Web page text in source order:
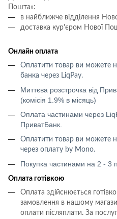
Пошта»:
в найближче відділення
доставка кур'єром Нової
Онлайн оплата
Оплатити товар ви можете
банка через LiqPay.
Миттєва розстрочка від
(комісія 1.9% в місяць)
Оплата частинами через
ПриватБанк.
Оплатити товар ви можете
через оплату by Mono.
Покупка частинами на 2 - 3
Оплата готівкою
Оплата здійснюється
замовлення в нашому
оплати післяплати. За